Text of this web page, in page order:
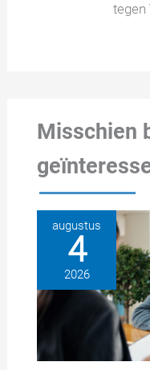
tegen
Misschien
augustus
4
2026